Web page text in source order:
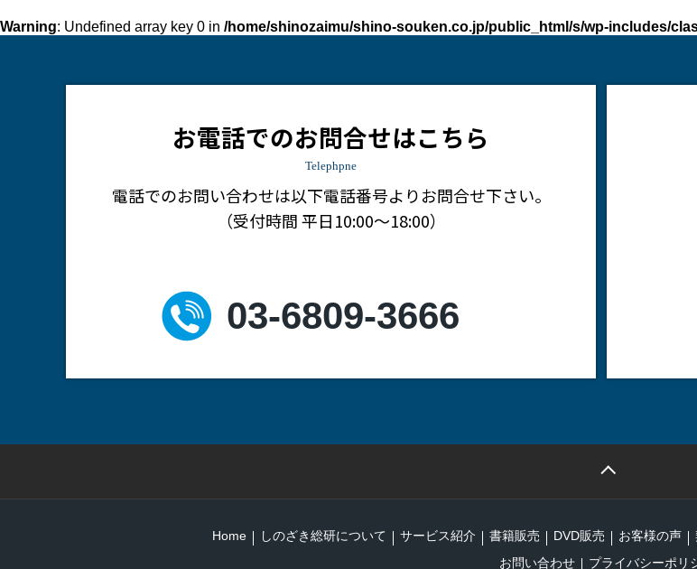
Warning: Undefined array key 0 in /home/shinozaimu/shino-souken.co.jp/public_html/s/wp-includes/
お電話でのお問合せはこちら
Telephpne
電話でのお問い合わせは以下電話番号よりお問合せ下さい。
（受付時間 平日10:00～18:00）
03-6809-3666
Home しのざき総研について サービス紹介 書籍販売 DVD販売 お客様の声
お問い合わせ
プライバシーポリ